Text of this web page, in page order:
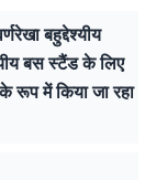
बहुद्देश्यीय
बस स्टैंड के लिए
रूप में किया जा रहा